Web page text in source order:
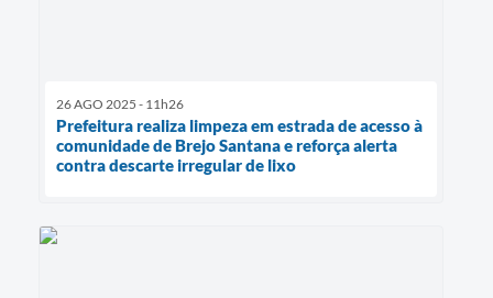
26 AGO 2025 - 11h26
Prefeitura realiza limpeza em estrada de acesso à
comunidade de Brejo Santana e reforça alerta
contra descarte irregular de lixo